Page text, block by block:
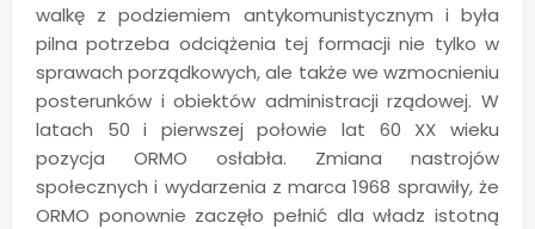
walkę z podziemiem antykomunistycznym i była
pilna potrzeba odciążenia tej formacji nie tylko w
sprawach porządkowych, ale także we wzmocnieniu
posterunków i obiektów administracji rządowej. W
latach 50 i pierwszej połowie lat 60 XX wieku
pozycja ORMO osłabła. Zmiana nastrojów
społecznych i wydarzenia z marca 1968 sprawiły, że
ORMO ponownie zaczęło pełnić dla władz istotną